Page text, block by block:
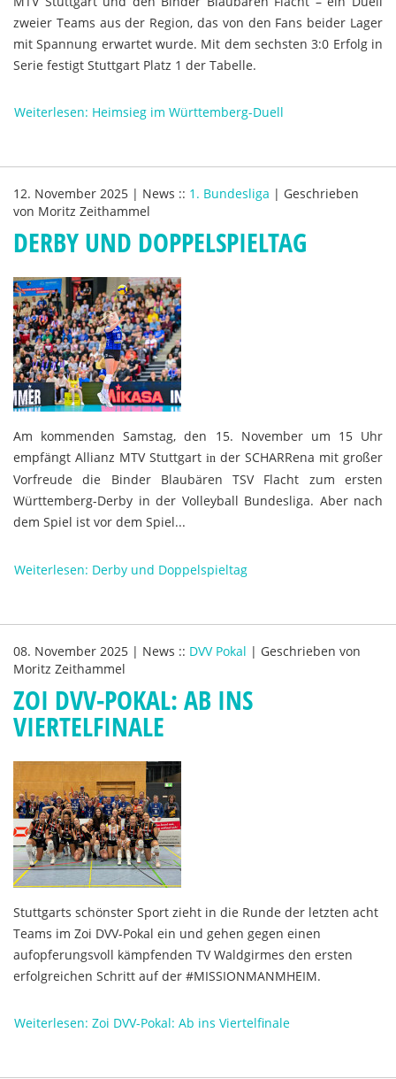
zweier Teams aus der Region, das von den Fans beider Lager
mit Spannung erwartet wurde. Mit dem sechsten 3:0 Erfolg in
Serie festigt Stuttgart Platz 1 der Tabelle.
Weiterlesen: Heimsieg im Württemberg-Duell
12. November 2025 | News :: 1. Bundesliga | Geschrieben
von Moritz Zeithammel
DERBY UND DOPPELSPIELTAG
Am kommenden Samstag, den 15. November um 15 Uhr
empfängt Allianz MTV Stuttgart in der SCHARRena mit großer
Vorfreude die Binder Blaubären TSV Flacht zum ersten
Württemberg-Derby in der Volleyball Bundesliga. Aber nach
dem Spiel ist vor dem Spiel...
Weiterlesen: Derby und Doppelspieltag
08. November 2025 | News :: DVV Pokal | Geschrieben von
Moritz Zeithammel
ZOI DVV-POKAL: AB INS
VIERTELFINALE
Stuttgarts schönster Sport zieht in die Runde der letzten acht
Teams im Zoi DVV-Pokal ein und gehen gegen einen
aufopferungsvoll kämpfenden TV Waldgirmes den ersten
erfolgreichen Schritt auf der #MISSIONMANMHEIM.
Weiterlesen: Zoi DVV-Pokal: Ab ins Viertelfinale